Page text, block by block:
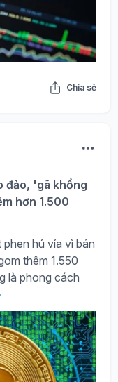
Chia sẻ
đảo, 'gã khổng
hơn 1.500
hú vía vì bán
thêm 1.550
là phong cách